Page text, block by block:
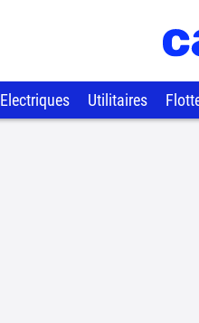
Electriques Utilitaires